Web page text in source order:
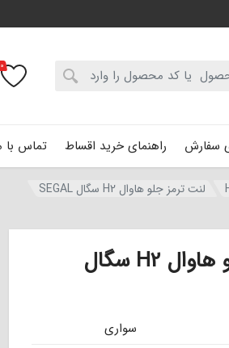
سفارش راهنمای خرید اقساط تماس با
0
لنت ترمز جلو هاوال H2 سگال SEGAL
لنت ترمز جلو هاوال H2 سگال
سواری